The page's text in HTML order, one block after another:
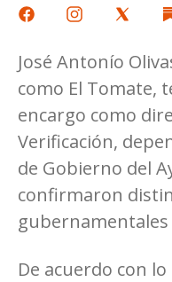
José Antonío
como El Tomate,
encargo como
Verificación,
de Gobierno del
confirmaron
gubernamentales
De acuerdo con